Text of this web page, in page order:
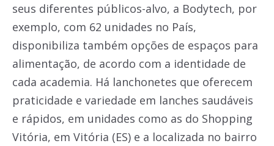
seus diferentes públicos-alvo, a Bodytech, por
exemplo, com 62 unidades no País,
disponibiliza também opções de espaços para
alimentação, de acordo com a identidade de
cada academia. Há lanchonetes que oferecem
praticidade e variedade em lanches saudáveis
e rápidos, em unidades como as do Shopping
Vitória, em Vitória (ES) e a localizada no bairro